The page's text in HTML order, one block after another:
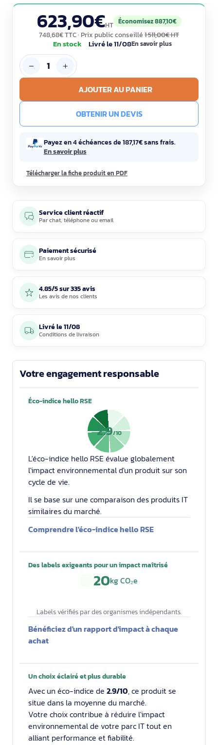
623,90€HT Économisez 887,10€
748,68€ TTC· Prix public conseillé 1 511,00€ HT
En stock Livré le 11/08En savoir plus
AJOUTER AU PANIER
OBTENIR UN DEVIS
Payez en 4 échéances de 187,17€ sans frais.
En savoir plus
Télécharger la fiche produit en PDF
Service client réactif
Parchat, téléphoneouemail
Paiement sécurisé
En savoir plus
4.85/5 sur 335 avis
Les avis de nos clients
Livré le11/08
Conditions de livraison
Votre engagement responsable
Éco-indice hello RSE
2.9/10
L'éco-indice hello RSE évalue globalement
l'impact environnemental d'un produit sur son
cycle de vie.
Il se base sur une comparaison des produits IT
similaires du marché.
Comprendre l'éco-indice hello RSE
Des labels exigeants pour un impact maîtrisé
20kg CO₂e
Labels vérifiés par des organismes indépendants.
Bénéficiez d'un rapport d'impact à chaque
achat
Un choix éclairé et plus durable
Avec un éco-indice de 2.9/10, ce produit se
situe dans la moyenne du marché.
Votre choix contribue à réduire l'impact
environnemental de votre parc IT tout en
alliant performance et fiabilité.